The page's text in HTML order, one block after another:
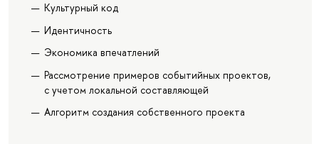
Культурный код
Идентичность
Экономика впечатлений
Рассмотрение примеров событийных проектов,
с учетом локальной составляющей
Алгоритм создания собственного проекта